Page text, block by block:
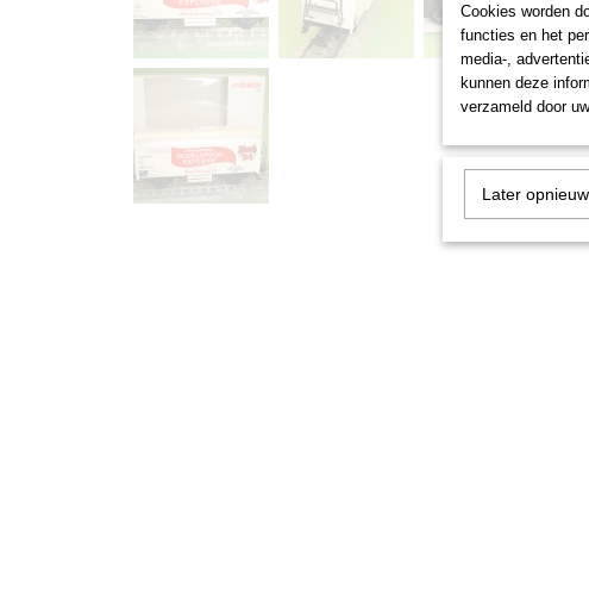
Cookies worden
functies en het
media-,
kunnen deze
verzameld door
Later